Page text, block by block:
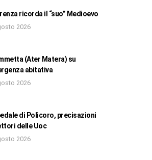
ricorda il “suo” Medioevo
2026
(Ater Matera) su
abitativa
2026
di Policoro, precisazioni
delle Uoc
2026